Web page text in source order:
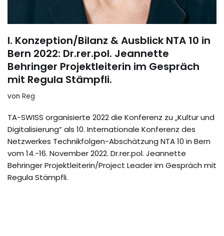
I. Konzeption/Bilanz & Ausblick NTA 10 in
Bern 2022: Dr.rer.pol. Jeannette
Behringer Projektleiterin im Gespräch
mit Regula Stämpfli.
von Reg
TA-SWISS organisierte 2022 die Konferenz zu „Kultur und
Digitalisierung“ als 10. Internationale Konferenz des
Netzwerkes Technikfolgen-Abschätzung NTA 10 in Bern
vom 14.-16. November 2022. Dr.rer.pol. Jeannette
Behringer Projektleiterin/Project Leader im Gespräch mit
Regula Stämpfli.